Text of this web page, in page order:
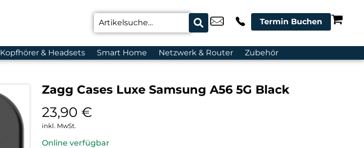
Termin Buchen
Kopfhörer & Headsets Smart Home Netzwerk & Router Zubehör
Zagg Cases Luxe Samsung A56 5G Black
23,90 €
inkl. MwSt.
Online verfügbar